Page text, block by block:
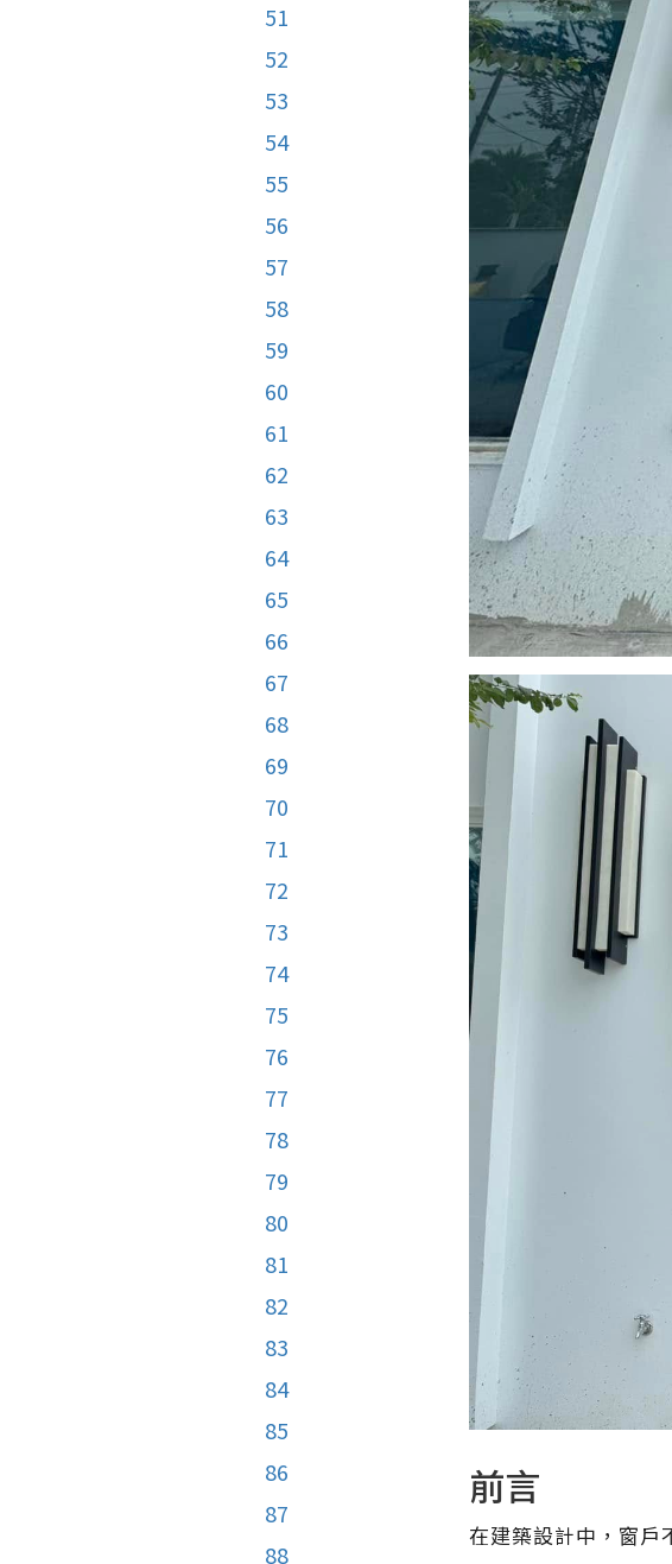
51
52
53
54
55
56
57
58
59
60
61
62
63
64
65
66
67
68
69
70
71
72
73
74
75
76
77
78
79
80
81
82
83
84
85
86
87
88
前言
在建築設計中，窗戶